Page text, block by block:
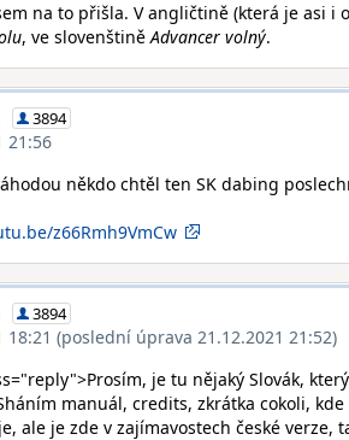
na to přišla. V angličtině (která je asi
, ve slovenštiněAdvancer volný.
3894
21:56
někdo chtěl ten SK dabing
z66Rmh9VmCw
3894
18:21 (poslední úprava 21.12.2021 21:52)
je tu nějaký Slovák,
manuál, credits, zkrátka cokoli,
ale je zde v zajímavostech české verze,